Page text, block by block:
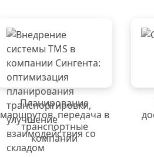
Планирование
маршрутов, передача в
транспортные
компании